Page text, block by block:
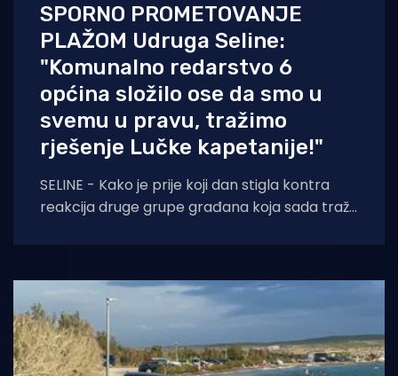
SPORNO PROMETOVANJE
PLAŽOM Udruga Seline:
"Komunalno redarstvo 6
općina složilo ose da smo u
svemu u pravu, tražimo
rješenje Lučke kapetanije!"
SELINE - Kako je prije koji dan stigla kontra
reakcija druge grupe građana koja sada traži